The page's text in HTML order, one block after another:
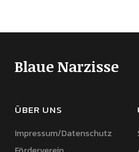
Blaue Narzisse
ÜBER UNS
Impressum/Datenschutz